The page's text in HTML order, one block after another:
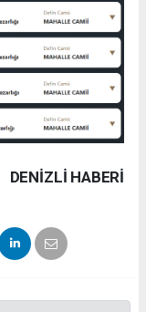
DENIZLI HABERİ